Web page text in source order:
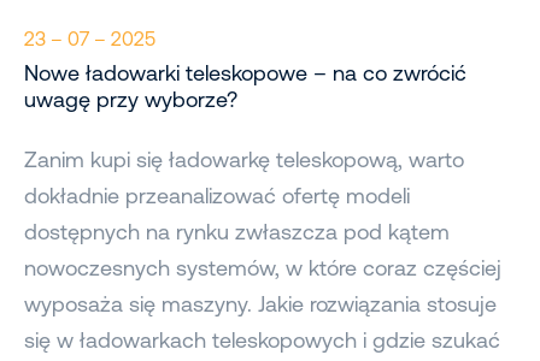
23 – 07 – 2025
Nowe ładowarki teleskopowe – na co zwrócić
uwagę przy wyborze?
Zanim kupi się ładowarkę teleskopową, warto
dokładnie przeanalizować ofertę modeli
dostępnych na rynku zwłaszcza pod kątem
nowoczesnych systemów, w które coraz częściej
wyposaża się maszyny. Jakie rozwiązania stosuje
się w ładowarkach teleskopowych i gdzie szukać